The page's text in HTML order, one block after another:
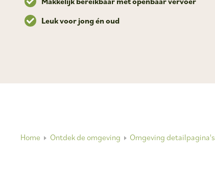
Leuk voor jong én oud
Home Ontdek de omgeving Omgeving detailpagina's